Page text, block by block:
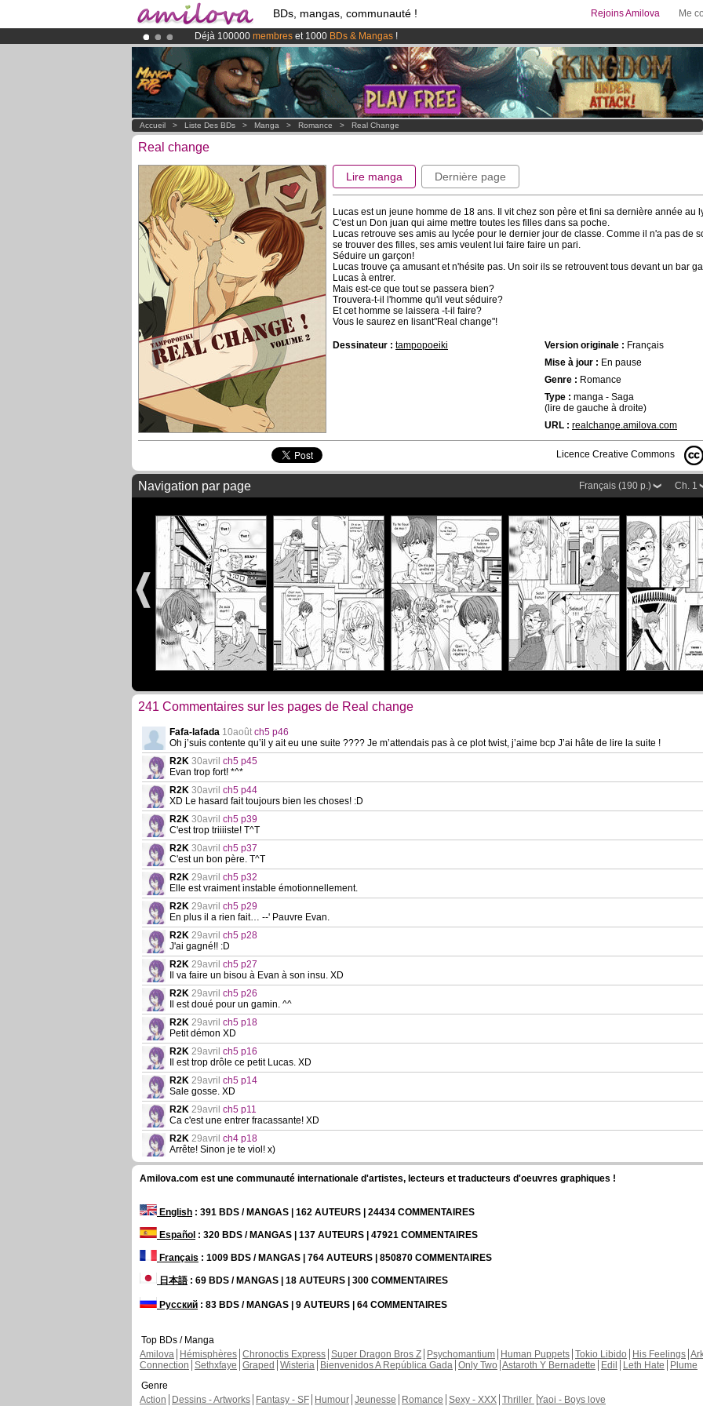
BDs, mangas, communauté ! Me
Rejoins Amilova
Déjà 100000 membres et 1000 BDs & Mangas !
LeKickstarter Amilova est désormais lancé!.
Abonnement premium: à partir de
3.95 eurospar mois !Clique ici pour t'abonner
Accueil > Liste Des BDs > Manga > Romance > Real Change
Real change
Lire manga Dernière page
Lucas est un jeune homme de 18 ans. Il vit chez son père et fini sa dernière année au
C'est un Don juan qui aime mettre toutes les filles dans sa poche.
Lucas retrouve ses amis au lycée pour le dernier jour de classe. Comme il n'a pas de
se trouver des filles, ses amis veulent lui faire faire un pari.
Séduire un garçon!
Lucas trouve ça amusant et n'hésite pas. Un soir ils se retrouvent tous devant un bar
Lucas à entrer.
Mais est-ce que tout se passera bien?
Trouvera-t-il l'homme qu'il veut séduire?
Et cet homme se laissera -t-il faire?
Vous le saurez en lisant"Real change"!
Dessinateur : tampopoeiki Version originale : Français
Mise à jour : En pause
Genre : Romance
Type : manga - Saga
(lire de gauche à droite)
URL : realchange.amilova.com
Licence Creative Commons
Ch. 1
Français (190 p.)
Navigation par page
241 Commentaires sur les pages de Real change
Fafa-lafada 10août ch5 p46
Oh j’suis contente qu’il y ait eu une suite ???? Je m’attendais pas à ce plot twist, j’aime bcp J’ai hâte de lire la suite !
R2K 30avril ch5 p45
Evan trop fort! *^*
R2K 30avril ch5 p44
XD Le hasard fait toujours bien les choses! :D
R2K 30avril ch5 p39
C'est trop triiiiste! T^T
R2K 30avril ch5 p37
C'est un bon père. T^T
R2K 29avril ch5 p32
Elle est vraiment instable émotionnellement.
R2K 29avril ch5 p29
En plus il a rien fait… --' Pauvre Evan.
R2K 29avril ch5 p28
J'ai gagné!! :D
R2K 29avril ch5 p27
Il va faire un bisou à Evan à son insu. XD
R2K 29avril ch5 p26
Il est doué pour un gamin. ^^
R2K 29avril ch5 p18
Petit démon XD
R2K 29avril ch5 p16
Il est trop drôle ce petit Lucas. XD
R2K 29avril ch5 p14
Sale gosse. XD
R2K 29avril ch5 p11
Ca c'est une entrer fracassante! XD
R2K 29avril ch4 p18
Arrête! Sinon je te viol! x)
Amilova.com est une communauté internationale d'artistes, lecteurs et traducteurs d'oeuvres graphiques !
English : 391 BDS / MANGAS | 162 AUTEURS | 24434 COMMENTAIRES
Español : 320 BDS / MANGAS | 137 AUTEURS | 47921 COMMENTAIRES
Français : 1009 BDS / MANGAS | 764 AUTEURS | 850870 COMMENTAIRES
日本語: 69 BDS / MANGAS | 18 AUTEURS | 300 COMMENTAIRES
Русский : 83 BDS / MANGAS | 9 AUTEURS | 64 COMMENTAIRES
Top BDs / Manga
Amilova
Hémisphères Chronoctis Express Super Dragon Bros Z Psychomantium Human Puppets Tokio Libido His Feelings
Connection Sethxfaye Graped Wisteria Bienvenidos A República Gada Only Two Astaroth Y Bernadette Edil Leth Hate
Plume
Genre
Action
Dessins - Artworks Fantasy - SF Humour Jeunesse Romance Sexy - XXX Thriller Yaoi - Boys love